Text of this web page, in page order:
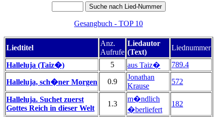
Gesangbuch - TOP 10
Liedtitel
Anz.
Aufrufe
Liedautor
(Text)
Liednummer
Halleluja (Taiz�) 5 aus Taiz� 789.4
Halleluja, sch�ner Morgen 0.9
Jonathan
Krause
572
Halleluja. Suchet zuerst
Gottes Reich in dieser Welt
1.3
m�ndlich
�berliefert
182